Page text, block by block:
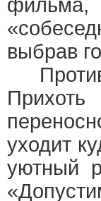
фильма,
выбрав
уходит
уютный